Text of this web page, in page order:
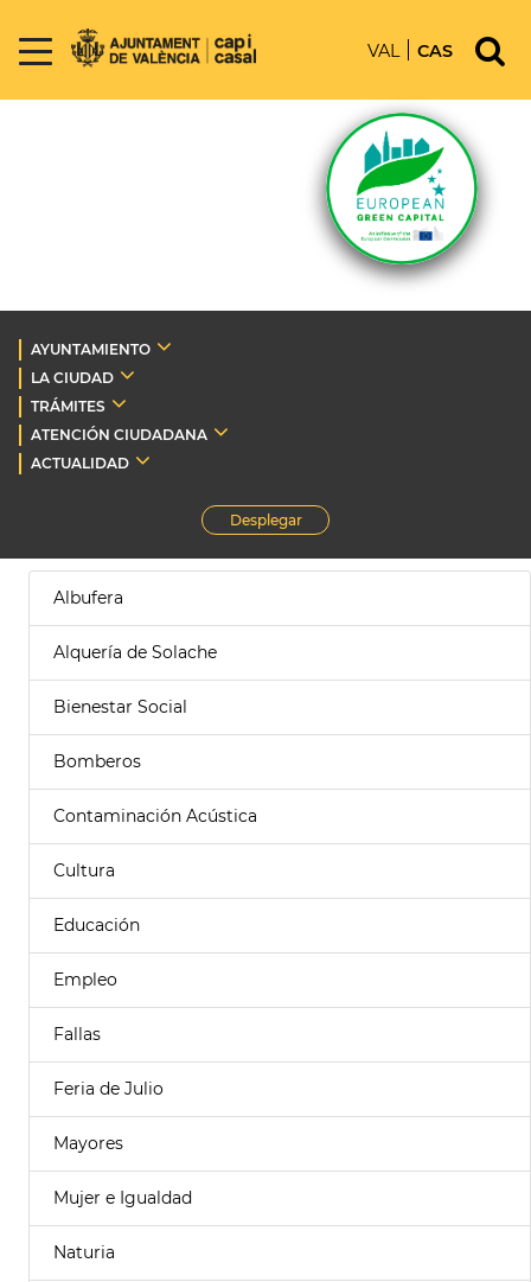
VAL CAS
AYUNTAMIENTO
LA CIUDAD
TRÁMITES
ATENCIÓN CIUDADANA
ACTUALIDAD
Desplegar
Albufera
Alquería de Solache
Bienestar Social
Bomberos
Contaminación Acústica
Cultura
Educación
Empleo
Fallas
Feria de Julio
Mayores
Mujer e Igualdad
Naturia